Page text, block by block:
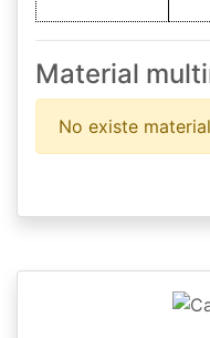
Material
No existe